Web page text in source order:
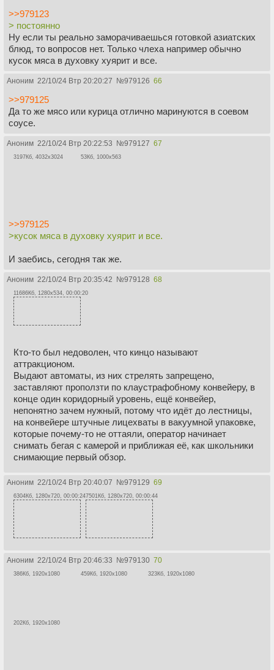
>>979123
> постоянно
Ну если ты реально заморачиваешься готовкой азиатских
блюд, то вопросов нет. Только члеха например обычно
кусок мяса в духовку хуярит и все.
Аноним 22/10/24 Втр 20:20:27 №979126 66
>>979125
Да то же мясо или курица отлично маринуются в соевом
соусе.
Аноним 22/10/24 Втр 20:22:53 №979127 67
3197Кб, 4032x3024 53Кб, 1000x563
>>979125
>кусок мяса в духовку хуярит и все.
И заебись, сегодня так же.
Аноним 22/10/24 Втр 20:35:42 №979128 68
11686Кб, 1280x534, 00:00:20
Кто-то был недоволен, что кинцо называют
аттракционом.
Выдают автоматы, из них стрелять запрещено,
заставляют проползти по клаустрафобному конвейеру, в
конце один коридорный уровень, ещё конвейер,
непонятно зачем нужный, потому что идёт до лестницы,
на конвейере штучные лицехваты в вакуумной упаковке,
которые почему-то не оттаяли, оператор начинает
снимать бегая с камерой и приближая её, как школьники
снимающие первый обзор.
Аноним 22/10/24 Втр 20:40:07 №979129 69
6304Кб, 1280x720, 00:00:247501Кб, 1280x720, 00:00:44
Аноним 22/10/24 Втр 20:46:33 №979130 70
386Кб, 1920x1080 459Кб, 1920x1080 323Кб, 1920x1080
202Кб, 1920x1080